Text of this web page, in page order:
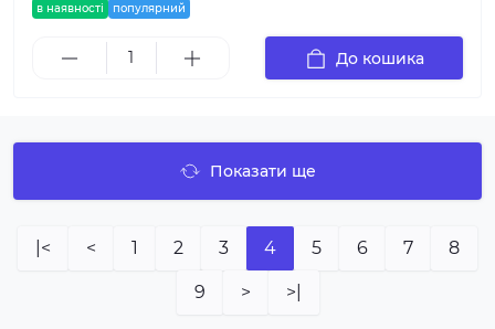
в наявності популярний
До кошика
Показати ще
|< < 1 2 3 4 5 6 7 8
9 > >|